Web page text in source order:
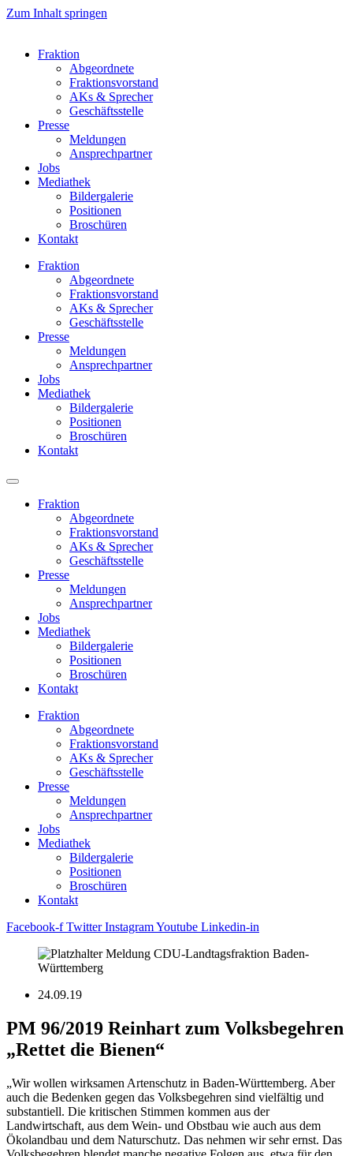
Zum Inhalt springen
Fraktion
Abgeordnete
Fraktions­vorstand
AKs & Sprecher
Geschäftsstelle
Presse
Meldungen
Ansprechpartner
Jobs
Mediathek
Bildergalerie
Positionen
Broschüren
Kontakt
Fraktion
Abgeordnete
Fraktions­vorstand
AKs & Sprecher
Geschäftsstelle
Presse
Meldungen
Ansprechpartner
Jobs
Mediathek
Bildergalerie
Positionen
Broschüren
Kontakt
Fraktion
Abgeordnete
Fraktions­vorstand
AKs & Sprecher
Geschäftsstelle
Presse
Meldungen
Ansprechpartner
Jobs
Mediathek
Bildergalerie
Positionen
Broschüren
Kontakt
Fraktion
Abgeordnete
Fraktions­vorstand
AKs & Sprecher
Geschäftsstelle
Presse
Meldungen
Ansprechpartner
Jobs
Mediathek
Bildergalerie
Positionen
Broschüren
Kontakt
Facebook-f Twitter InstagramYoutube Linkedin-in
24.09.19
PM 96/2019 Reinhart zum Volksbegehren
„Rettet die Bienen“
„Wir wollen wirksamen Artenschutz in Baden-Württemberg. Aber
auch die Bedenken gegen das Volksbegehren sind vielfältig und
substantiell. Die kritischen Stimmen kommen aus der
Landwirtschaft, aus dem Wein- und Obstbau wie auch aus dem
Ökolandbau und dem Naturschutz. Das nehmen wir sehr ernst. Das